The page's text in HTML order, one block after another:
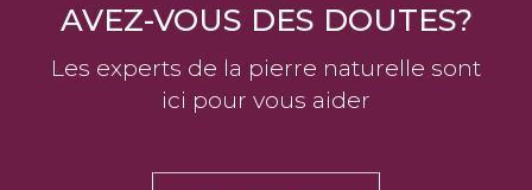
AVEZ-VOUS DES DOUTES?
Les experts de la pierre naturelle sont
ici pour vous aider